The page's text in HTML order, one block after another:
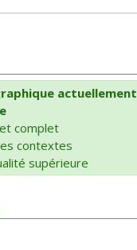
actuellement
complet
contextes
supérieure